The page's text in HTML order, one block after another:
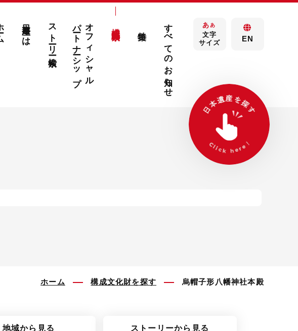
日本遺産とは ストーリー検索 オフィシャル
パートナーシップ すべてのお知らせ あ あ
文字
サイズ
EN
ホーム 構成文化財を探す 烏帽子形八幡神社本殿
地域から見る ストーリーから見る